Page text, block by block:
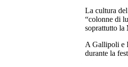
La cultura
“colonne di
soprattutto la
A Gallipoli e
durante la